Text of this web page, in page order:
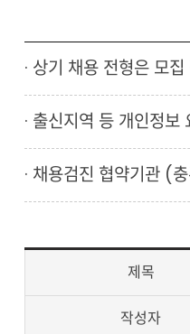
· 상기 채용 전형은 모
· 출신지역 등 개인정
· 채용검진 협약기관 (
제목
작성자